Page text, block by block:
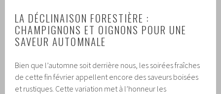
LA DÉCLINAISON FORESTIÈRE :
CHAMPIGNONS ET OIGNONS POUR UNE
SAVEUR AUTOMNALE
Bien que l’automne soit derrière nous, les soirées fraîches
de cette fin février appellent encore des saveurs boisées
et rustiques. Cette variation met à l’honneur les